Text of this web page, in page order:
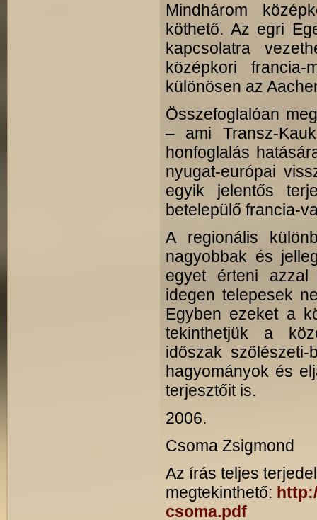
Mindhárom
köthető. Az egri
kapcsolatra
középkori francia-
különösen az
Összefoglalóan
– ami Transz-
honfoglalás
nyugat-európai
egyik jelentős
betelepülő francia-
A regionális
nagyobbak és
egyet érteni
idegen telepesek
Egyben ezeket a
tekinthetjük a
időszak
hagyományok és
terjesztőit is.
2006.
Csoma Zsigmond
Az írás teljes
megtekinthető:
csoma.pdf